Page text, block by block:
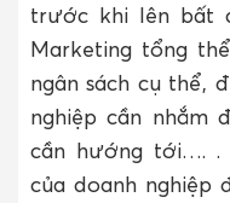
trước khi lên bất
Marketing tổng
ngân sách cụ thể,
nghiệp cần nhắm
cần hướng tới…. .
của doanh